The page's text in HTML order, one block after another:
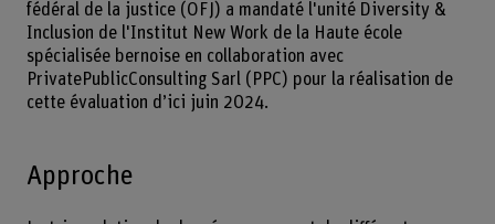
fédéral de la justice (OFJ) a mandaté l'unité Diversity &
Inclusion de l'Institut New Work de la Haute école
spécialisée bernoise en collaboration avec
PrivatePublicConsulting Sarl (PPC) pour la réalisation de
cette évaluation d’ici juin 2024.
Approche